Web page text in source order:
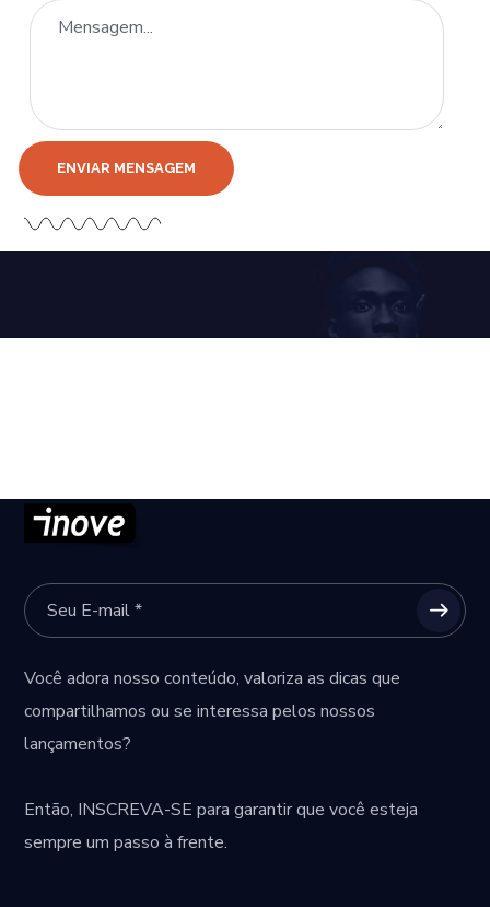
Você adora nosso conteúdo, valoriza as dicas que
compartilhamos ou se interessa pelos nossos
lançamentos?
Então, INSCREVA-SE para garantir que você esteja
sempre um passo à frente.